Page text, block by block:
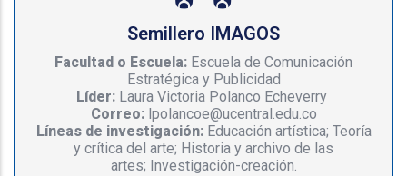
Semillero IMAGOS
Facultad o Escuela: Escuela de Comunicación
Estratégica y Publicidad
Líder: Laura Victoria Polanco Echeverry
Correo:lpolancoe@ucentral.edu.co
Líneas de investigación:Educación artística; Teoría
y crítica del arte; Historia y archivo de las
artes; Investigación-creación.